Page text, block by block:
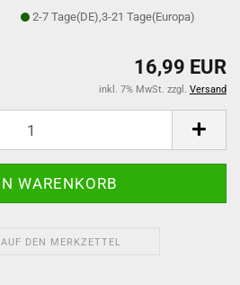
2-7 Tage(DE),3-21 Tage(Europa)
16,99 EUR
inkl. 7% MwSt. zzgl. Versand
AUF DEN MERKZETTEL